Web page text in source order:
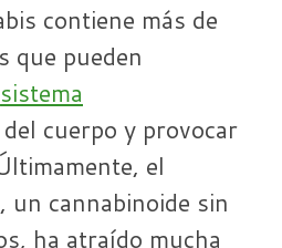
contiene más de
que pueden
sistema
del cuerpo y provocar
el
un cannabinoide sin
ha atraído mucha